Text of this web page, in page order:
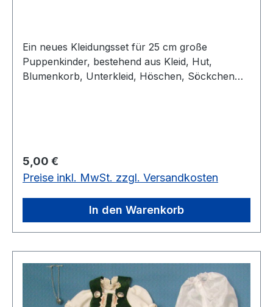
Ein neues Kleidungsset für 25 cm große
Puppenkinder, bestehend aus Kleid, Hut,
Blumenkorb, Unterkleid, Höschen, Söckchen
Regulärer Preis:
5,00 €
Preise inkl. MwSt. zzgl. Versandkosten
In den Warenkorb